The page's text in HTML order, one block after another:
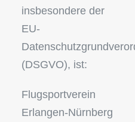
insbesondere der
EU-
(DSGVO), ist:
Flugsportverein
Erlangen-Nürnberg